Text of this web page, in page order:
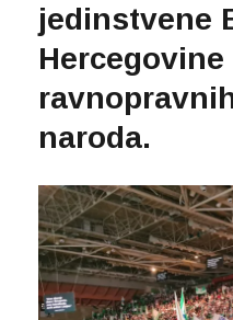
jedinstvene
Hercegovine
naroda.